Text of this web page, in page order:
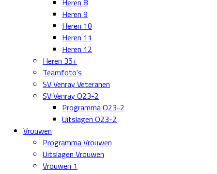
Heren 8
Heren 9
Heren 10
Heren 11
Heren 12
Heren 35+
Teamfoto's
SV Venray Veteranen
SV Venray O23-2
Programma O23-2
Uitslagen O23-2
Vrouwen
Programma Vrouwen
Uitslagen Vrouwen
Vrouwen 1